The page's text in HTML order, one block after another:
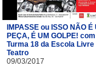
IMPASSE ou ISSO NÃO É
PEÇA, É UM GOLPE!
Turma 18 da Escola Livre
Teatro​
09/03/2017